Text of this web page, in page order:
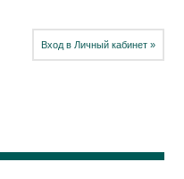
Вход в Личный кабинет »